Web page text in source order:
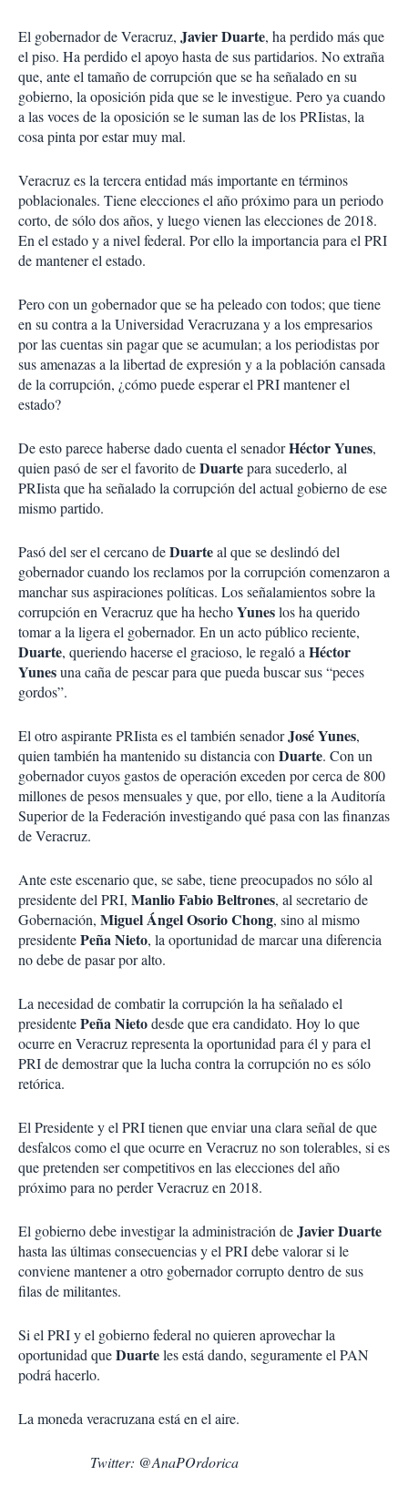
o
m
p
a
r
i
El gobernador de Veracruz, Javier Duarte, ha perdido más que
el piso. Ha perdido el apoyo hasta de sus partidarios. No extraña
que, ante el tamaño de corrupción que se ha señalado en su
gobierno, la oposición pida que se le investigue. Pero ya cuando
a las voces de la oposición se le suman las de los PRIistas, la
cosa pinta por estar muy mal.
Veracruz es la tercera entidad más importante en términos
poblacionales. Tiene elecciones el año próximo para un periodo
corto, de sólo dos años, y luego vienen las elecciones de 2018.
En el estado y a nivel federal. Por ello la importancia para el PRI
de mantener el estado.
Pero con un gobernador que se ha peleado con todos; que tiene
en su contra a la Universidad Veracruzana y a los empresarios
por las cuentas sin pagar que se acumulan; a los periodistas por
sus amenazas a la libertad de expresión y a la población cansada
de la corrupción, ¿cómo puede esperar el PRI mantener el
estado?
De esto parece haberse dado cuenta el senadorHéctor Yunes,
quien pasó de ser el favorito deDuartepara sucederlo, al
PRIista que ha señalado la corrupción del actual gobierno de ese
mismo partido.
Pasó del ser el cercano deDuarteal que se deslindó del
gobernador cuando los reclamos por la corrupción comenzaron a
manchar sus aspiraciones políticas. Los señalamientos sobre la
corrupción en Veracruz que ha hechoYuneslos ha querido
tomar a la ligera el gobernador. En un acto público reciente,
Duarte, queriendo hacerse el gracioso, le regaló a Héctor
Yunesuna caña de pescar para que pueda buscar sus “peces
gordos”.
El otro aspirante PRIista es el también senadorJosé Yunes,
quien también ha mantenido su distancia con Duarte. Con un
gobernador cuyos gastos de operación exceden por cerca de 800
millones de pesos mensuales y que, por ello, tiene a la Auditoría
Superior de la Federación investigando qué pasa con las finanzas
de Veracruz.
Ante este escenario que, se sabe, tiene preocupados no sólo al
presidente del PRI, Manlio Fabio Beltrones, al secretario de
Gobernación, Miguel Ángel Osorio Chong, sino al mismo
presidentePeña Nieto, la oportunidad de marcar una diferencia
no debe de pasar por alto.
La necesidad de combatir la corrupción la ha señalado el
presidentePeña Nietodesde que era candidato. Hoy lo que
ocurre en Veracruz representa la oportunidad para él y para el
PRI de demostrar que la lucha contra la corrupción no es sólo
retórica.
El Presidente y el PRI tienen que enviar una clara señal de que
desfalcos como el que ocurre en Veracruz no son tolerables, si es
que pretenden ser competitivos en las elecciones del año
próximo para no perder Veracruz en 2018.
El gobierno debe investigar la administración deJavier Duarte
hasta las últimas consecuencias y el PRI debe valorar si le
conviene mantener a otro gobernador corrupto dentro de sus
filas de militantes.
Si el PRI y el gobierno federal no quieren aprovechar la
oportunidad queDuarteles está dando, seguramente el PAN
podrá hacerlo.
La moneda veracruzana está en el aire.
Twitter: @AnaPOrdorica